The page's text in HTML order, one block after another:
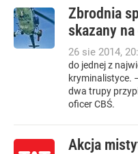
Zbrodnia
skazany
26 sie 2014,
do jednej z
kryminalistyce.
dwa trupy
oficer CBŚ.
Akcja